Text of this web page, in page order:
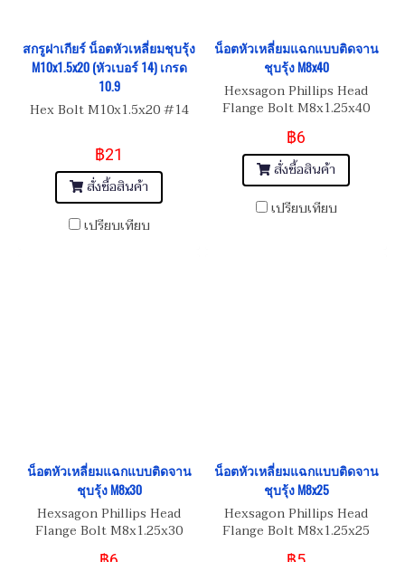
สกรูฝาเกียร์ น็อตหัวเหลี่ยมชุบรุ้ง
M10x1.5x20 (หัวเบอร์ 14) เกรด
10.9
Hex Bolt M10x1.5x20 #14
฿21
สั่งซื้อสินค้า
เปรียบเทียบ
น็อตหัวเหลี่ยมแฉกแบบติดจาน
ชุบรุ้ง M8x40
Hexsagon Phillips Head
Flange Bolt M8x1.25x40
฿6
สั่งซื้อสินค้า
เปรียบเทียบ
น็อตหัวเหลี่ยมแฉกแบบติดจาน
ชุบรุ้ง M8x30
Hexsagon Phillips Head
Flange Bolt M8x1.25x30
น็อตหัวเหลี่ยมแฉกแบบติดจาน
ชุบรุ้ง M8x25
Hexsagon Phillips Head
Flange Bolt M8x1.25x25